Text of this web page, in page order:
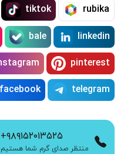
rubika
tiktok
linkedin
bale
pinterest
telegram
facebook
+۹۸۹۱۵۲۰۱۳۵۲۵
منتظر صدای گرم شما هستیم